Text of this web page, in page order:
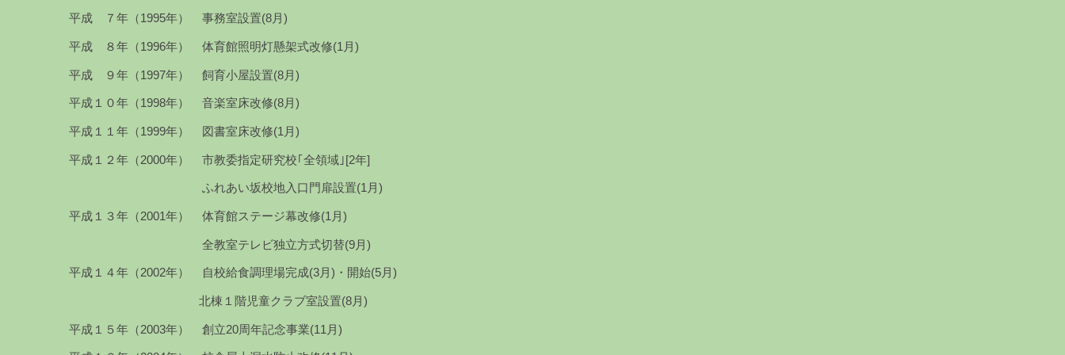
平成 ７年（1995年） 事務室設置(8月)
平成 ８年（1996年） 体育館照明灯懸架式改修(1月)
平成 ９年（1997年） 飼育小屋設置(8月)
平成１０年（1998年） 音楽室床改修(8月)
平成１１年（1999年） 図書室床改修(1月)
平成１２年（2000年） 市教委指定研究校｢全領域｣[2年]
ふれあい坂校地入口門扉設置(1月)
平成１３年（2001年） 体育館ステージ幕改修(1月)
全教室テレビ独立方式切替(9月)
平成１４年（2002年） 自校給食調理場完成(3月)・開始(5月)
北棟１階児童クラブ室設置(8月)
平成１５年（2003年） 創立20周年記念事業(11月)